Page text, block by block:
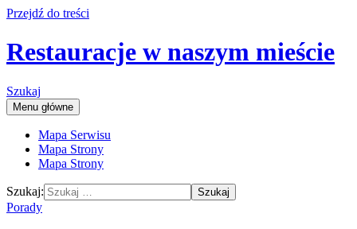
Przejdź do treści
Restauracje w naszym mieście
Szukaj
Menu główne
Mapa Serwisu
Mapa Strony
Mapa Strony
Szukaj:
Porady